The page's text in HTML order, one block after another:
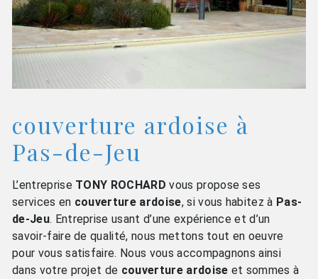
couverture ardoise à
Pas-de-Jeu
L’entreprise TONY ROCHARD vous propose ses
services en couverture ardoise, si vous habitez à Pas-
de-Jeu. Entreprise usant d’une expérience et d’un
savoir-faire de qualité, nous mettons tout en oeuvre
pour vous satisfaire. Nous vous accompagnons ainsi
dans votre projet de couverture ardoise et sommes à